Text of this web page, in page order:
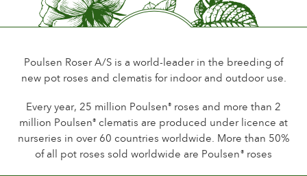
Poulsen Roser A/S is a world-leader in the breeding of
new pot roses and clematis for indoor and outdoor use.
Every year, 25 million Poulsen® roses and more than 2
million Poulsen® clematis are produced under licence at
nurseries in over 60 countries worldwide. More than 50%
of all pot roses sold worldwide are Poulsen®roses